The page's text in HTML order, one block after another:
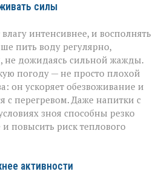
силы
интенсивнее, и восполнять
пить воду регулярно,
дожидаясь сильной жажды.
погоду — не просто плохой
он ускоряет обезвоживание и
с перегревом. Даже напитки с
зноя способны резко
повысить риск теплового
активности